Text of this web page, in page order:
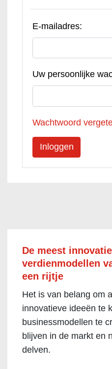
E-mailadres:
Uw persoonlijke
Wachtwoord
De meest
verdienmodellen
een rijtje
Het is van belang om
innovatieve ideeën te
businessmodellen te
blijven in de markt en
delven.